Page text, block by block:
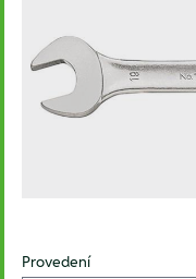
Provedení